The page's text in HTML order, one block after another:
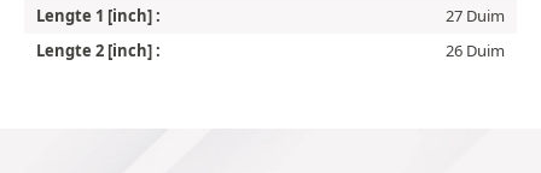
Lengte 1 [inch] :
27 Duim
Lengte 2 [inch] :
26 Duim